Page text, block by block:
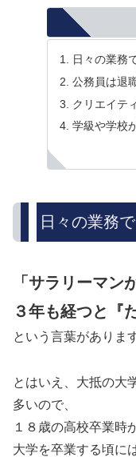
日々の業務
公務員は退
クリエイテ
学級や学校
日々の業務
「サラリーマン
３年も経つと『
という言葉がありま
とはいえ、大抵の大
多いので、
１８歳の高校卒業時
大学を卒業する頃に